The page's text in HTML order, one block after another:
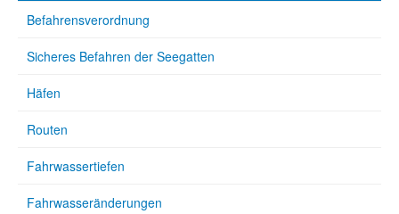
Befahrensverordnung
Sicheres Befahren der Seegatten
Häfen
Routen
Fahrwassertiefen
Fahrwasseränderungen